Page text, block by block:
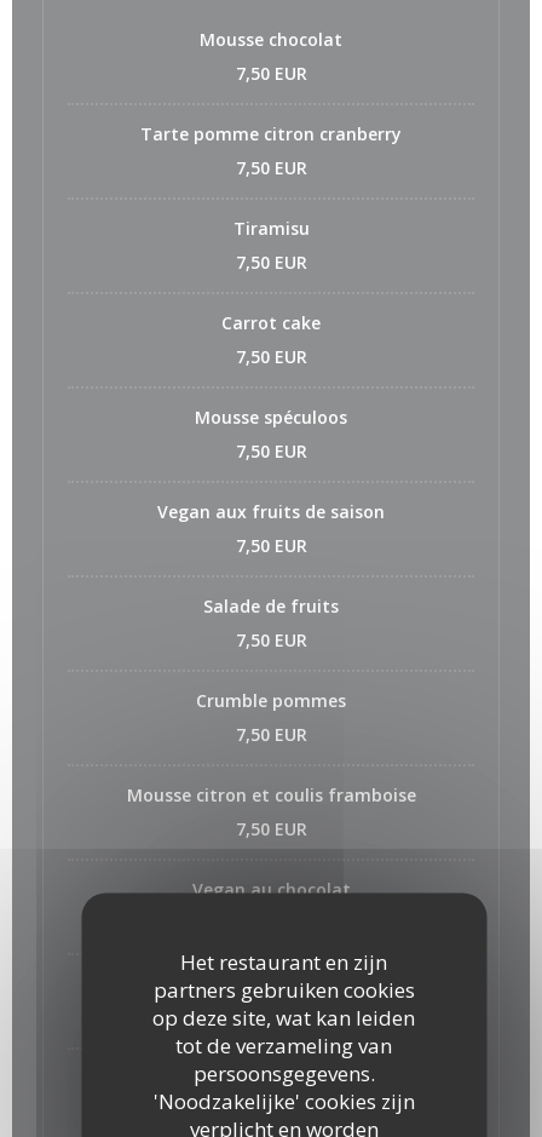
Het restaurant en zijn
partners gebruiken cookies
op deze site, wat kan leiden
tot de verzameling van
persoonsgegevens.
'Noodzakelijke' cookies zijn
verplicht en worden
Mousse chocolat
7,50 EUR
Tarte pomme citron cranberry
7,50 EUR
Tiramisu
7,50 EUR
Carrot cake
7,50 EUR
Mousse spéculoos
7,50 EUR
Vegan aux fruits de saison
7,50 EUR
Salade de fruits
7,50 EUR
Crumble pommes
7,50 EUR
Mousse citron et coulis framboise
7,50 EUR
Vegan au chocolat
Crème brulé
7,50 EUR
gateau chaud pomme a la cannelle
7,50 EUR